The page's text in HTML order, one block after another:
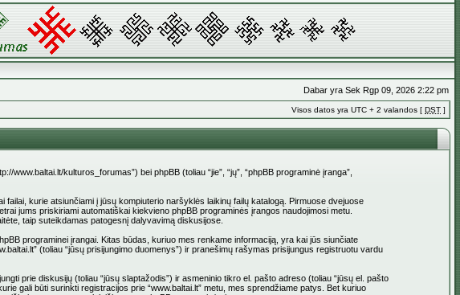
Dabar yra Sek Rgp 09, 2026 2:22 pm
Visos datos yra UTC + 2 valandos [ DST ]
www.baltai.lt/kulturos_forumas”) bei phpBB (toliau “jie”, “jų”, “phpBB programinė įranga”,
kurie atsiunčiami į jūsų kompiuterio naršyklės laikinų failų katalogą. Pirmuose dvejuose
jums priskiriami automatiškai kiekvieno phpBB programinės įrangos naudojimosi metu.
taip suteikdamas patogesnį dalyvavimą diskusijose.
programinei įrangai. Kitas būdas, kuriuo mes renkame informaciją, yra kai jūs siunčiate
(toliau “jūsų prisijungimo duomenys”) ir pranešimų rašymas prisijungus registruotu vardu
prie diskusijų (toliau “jūsų slaptažodis”) ir asmeninio tikro el. pašto adreso (toliau “jūsų el. pašto
gali būti surinkti registracijos prie “www.baltai.lt” metu, mes sprendžiame patys. Bet kuriuo